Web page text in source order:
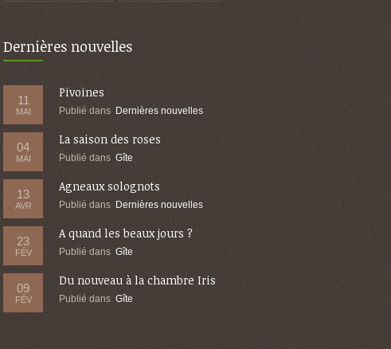
Dernières nouvelles
11
MAI
Pivoines
Publié dans Dernières nouvelles
04
MAI
La saison des roses
Publié dans Gîte
13
AVR
Agneaux solognots
Publié dans Dernières nouvelles
23
FÉV
A quand les beaux jours ?
Publié dans Gîte
09
FÉV
Du nouveau à la chambre Iris
Publié dans Gîte